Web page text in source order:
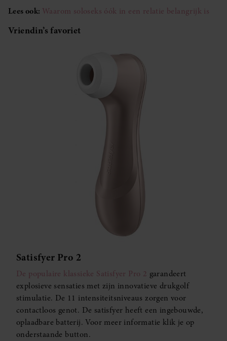
Lees ook: Waarom soloseks óók in een relatie belangrijk is
Vriendin’s favoriet
Satisfyer Pro 2
De populaire klassieke Satisfyer Pro 2 garandeert
explosieve sensaties met zijn innovatieve drukgolf
stimulatie. De 11 intensiteitsniveaus zorgen voor
contactloos genot. De satisfyer heeft een ingebouwde,
oplaadbare batterij. Voor meer informatie klik je op
onderstaande button.